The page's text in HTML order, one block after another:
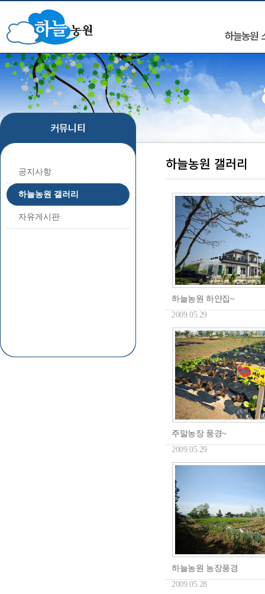
하늘농원
커뮤니티
공지사항
하늘농원 갤러리
자유게시판
하늘농원 갤러리
하늘농원 하얀집~
2009.05.29
주말농장 풍경~
2009.05.29
하늘농원 농장풍경
2009.05.28